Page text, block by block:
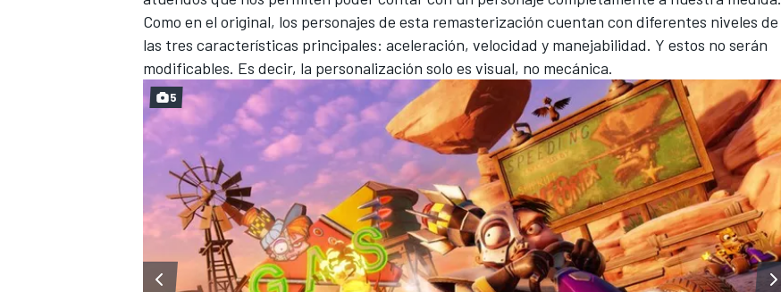
Como en el original, los personajes de esta remasterización cuentan con diferentes niveles de
las tres características principales: aceleración, velocidad y manejabilidad. Y estos no serán
modificables. Es decir, la personalización solo es visual, no mecánica.
5